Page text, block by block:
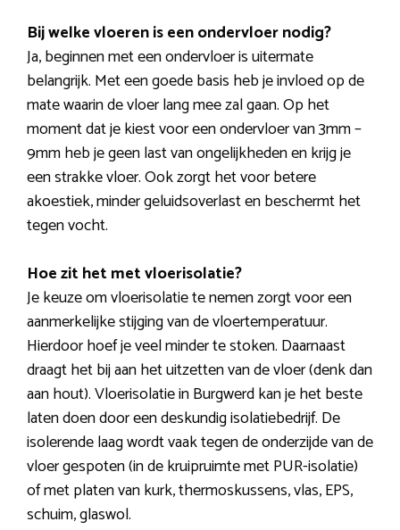
Bij welke vloeren is een ondervloer nodig?
Ja, beginnen met een ondervloer is uitermate
belangrijk. Met een goede basis heb je invloed op de
mate waarin de vloer lang mee zal gaan. Op het
moment dat je kiest voor een ondervloer van 3mm –
9mm heb je geen last van ongelijkheden en krijg je
een strakke vloer. Ook zorgt het voor betere
akoestiek, minder geluidsoverlast en beschermt het
tegen vocht.
Hoe zit het met vloerisolatie?
Je keuze om vloerisolatie te nemen zorgt voor een
aanmerkelijke stijging van de vloertemperatuur.
Hierdoor hoef je veel minder te stoken. Daarnaast
draagt het bij aan het uitzetten van de vloer (denk dan
aan hout). Vloerisolatie in Burgwerd kan je het beste
laten doen door een deskundig isolatiebedrijf. De
isolerende laag wordt vaak tegen de onderzijde van de
vloer gespoten (in de kruipruimte met PUR-isolatie)
of met platen van kurk, thermoskussens, vlas, EPS,
schuim, glaswol.